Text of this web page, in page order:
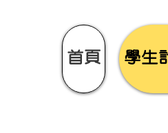
首頁 學生